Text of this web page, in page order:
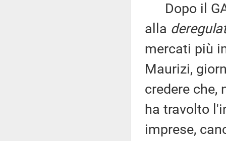
Dopo il
alla
mercati più
Maurizi,
credere che,
ha travolto
imprese,